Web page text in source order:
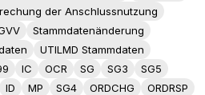
der Anschlussnutzung
Stammdatenänderung
UTILMD Stammdaten
IC OCR SG SG3
SG5
ID MP SG4 ORDCHG
ORDRSP